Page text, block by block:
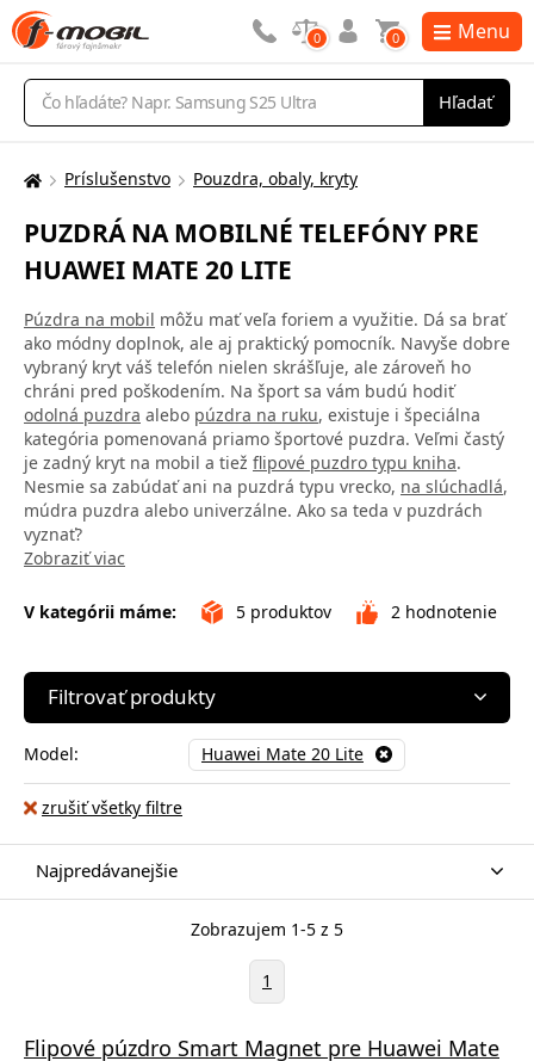
Vyhľadávanie
Hľadať
0 0 Menu
Tu
nachádzate:
Príslušenstvo Pouzdra, obaly, kryty
PUZDRÁ NA MOBILNÉ TELEFÓNY PRE
HUAWEI MATE 20 LITE
Púzdra na mobil môžu mať veľa foriem a využitie. Dá sa brať
ako módny doplnok, ale aj praktický pomocník. Navyše dobre
vybraný kryt váš telefón nielen skrášľuje, ale zároveň ho
chráni pred poškodením. Na šport sa vám budú hodiť
odolná puzdra alebo púzdra na ruku, existuje i špeciálna
kategória pomenovaná priamo športové puzdra. Veľmi častý
je zadný kryt na mobil a tiež flipové puzdro typu kniha.
Nesmie sa zabúdať ani na puzdrá typu vrecko, na slúchadlá,
múdra puzdra alebo univerzálne. Ako sa teda v puzdrách
vyznať?
Zobraziť viac
V kategórii máme: 5 produktov 2 hodnotenie
Filtrovať produkty
Model: Huawei Mate 20 Lite
zrušiť všetky filtre
Najpredávanejšie
Zobrazujem 1-5 z 5
1
Flipové púzdro Smart Magnet pre Huawei Mate